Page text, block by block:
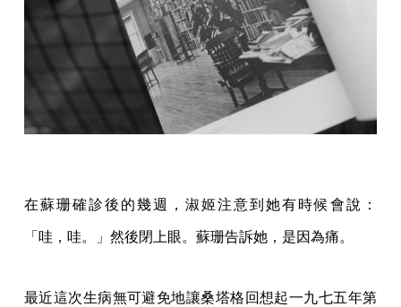
在蘇珊確診後的幾週，淑姬注意到她有時候會說：
「哇，哇。」然後閉上眼。蘇珊告訴她，是因為痛。
最近這次生病無可避免地讓桑塔格回想起一九七五年第